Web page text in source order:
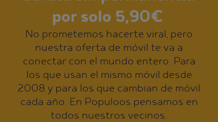
por solo 5,90€
No prometemos hacerte viral, pero
nuestra oferta de móvil te va a
conectar con el mundo entero. Para
los que usan el mismo móvil desde
2008 y para los que cambian de móvil
cada año. En Populoos pensamos en
todos nuestros vecinos.